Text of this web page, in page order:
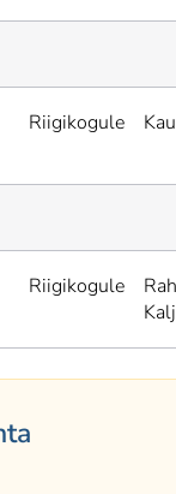
Riigikogule
Riigikogule